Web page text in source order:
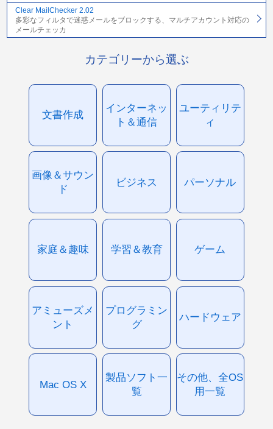
Clear MailChecker 2.02
多彩なフィルタで迷惑メールをブロックする、マルチアカウント対応の
メールチェッカ
カテゴリーから選ぶ
文書作成
インターネッ
ト＆通信
ユーティリテ
ィ
画像＆サウン
ド
ビジネス パーソナル
家庭＆趣味 学習＆教育 ゲーム
アミューズメ
ント
プログラミン
グ
ハードウェア
Mac OS X
製品ソフト一
覧
その他、全OS
用一覧